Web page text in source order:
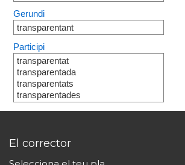
Gerundi
transparentant
Participi
transparentat
transparentada
transparentats
transparentades
El corrector